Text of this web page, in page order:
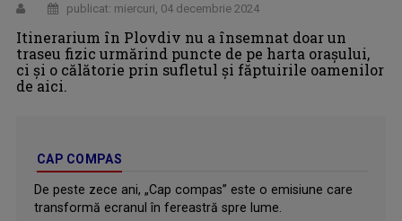
publicat: miercuri, 04 decembrie 2024
Itinerarium în Plovdiv nu a însemnat doar un
traseu fizic urmărind puncte de pe harta orașului,
ci și o călătorie prin sufletul și făptuirile oamenilor
de aici.
CAP COMPAS
De peste zece ani, „Cap compas” este o emisiune care
transformă ecranul în fereastră spre lume.